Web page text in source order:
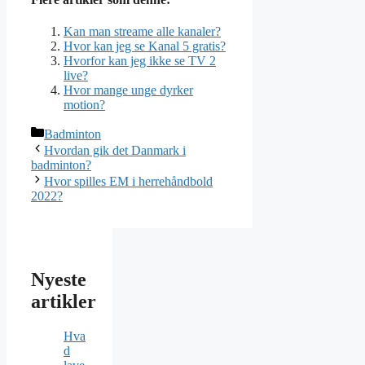
Kan man streame alle kanaler?
Hvor kan jeg se Kanal 5 gratis?
Hvorfor kan jeg ikke se TV 2
live?
Hvor mange unge dyrker
motion?
Kategorier
Badminton
Hvordan gik det Danmark i
badminton?
Hvor spilles EM i herrehåndbold
2022?
Nyeste
artikler
Hva
d